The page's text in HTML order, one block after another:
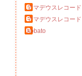
アマデウスレコード
アマデウスレコード
kobato